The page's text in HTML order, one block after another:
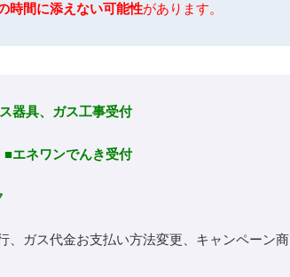
時間に添えない可能性があります。
器具、ガス工事受付
■エネワンでんき受付
ガス代金お支払い方法変更、キャンペーン商